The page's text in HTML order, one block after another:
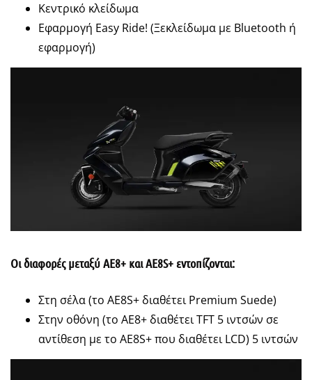
Κεντρικό κλείδωμα
Εφαρμογή Easy Ride! (Ξεκλείδωμα με Bluetooth ή
εφαρμογή)
Οι διαφορές μεταξύ ΑΕ8+ και ΑΕ8S+ εντοπίζονται:
Στη σέλα (το ΑΕ8S+ διαθέτει Premium Suede)
Στην οθόνη (το ΑΕ8+ διαθέτει TFT 5 ιντσών σε
αντίθεση με το ΑΕ8S+ που διαθέτει LCD) 5 ιντσών